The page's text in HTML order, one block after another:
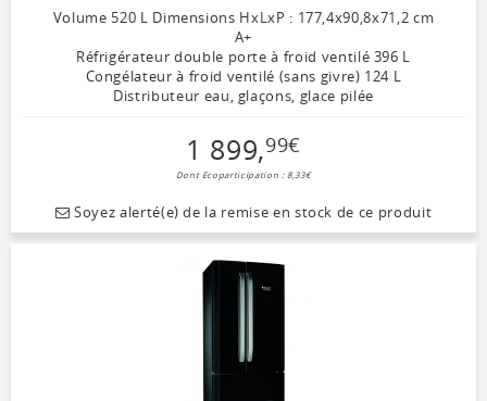
Volume 520 L Dimensions HxLxP : 177,4x90,8x71,2 cm
A+
Réfrigérateur double porte à froid ventilé 396 L
Congélateur à froid ventilé (sans givre) 124 L
Distributeur eau, glaçons, glace pilée
1 899,99€
Dont Ecoparticipation : 8,33€
Soyez alerté(e) de la remise en stock de ce produit